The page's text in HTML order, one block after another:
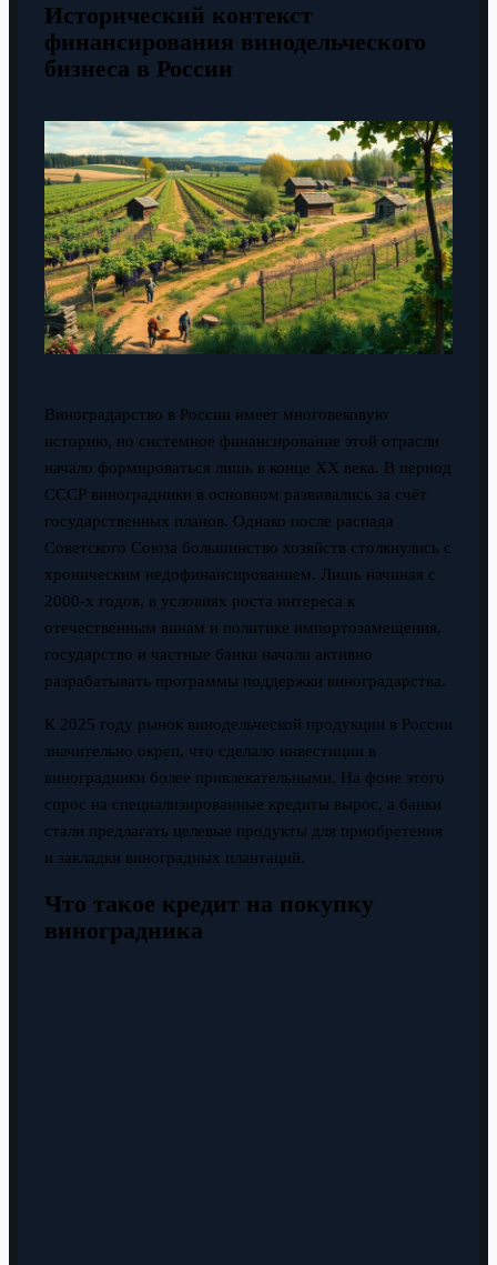
Исторический контекст
финансирования винодельческого
бизнеса в России
Виноградарство в России имеет многовековую
историю, но системное финансирование этой отрасли
начало формироваться лишь в конце XX века. В период
СССР виноградники в основном развивались за счёт
государственных планов. Однако после распада
Советского Союза большинство хозяйств столкнулись с
хроническим недофинансированием. Лишь начиная с
2000-х годов, в условиях роста интереса к
отечественным винам и политике импортозамещения,
государство и частные банки начали активно
разрабатывать программы поддержки виноградарства.
К 2025 году рынок винодельческой продукции в России
значительно окреп, что сделало инвестиции в
виноградники более привлекательными. На фоне этого
спрос на специализированные кредиты вырос, а банки
стали предлагать целевые продукты для приобретения
и закладки виноградных плантаций.
Что такое кредит на покупку
виноградника